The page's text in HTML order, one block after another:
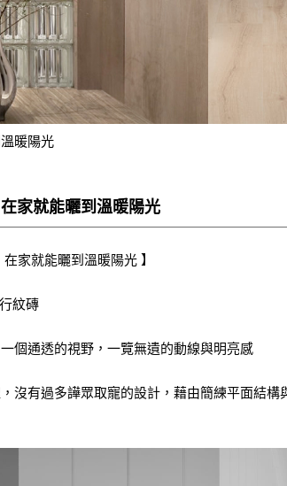
暖陽光
家就能曬到溫暖陽光
在家就能曬到溫暖陽光 】
紋磚
個通透的視野，一覽無遺的動線與明亮感
沒有過多譁眾取寵的設計，藉由簡練平面結